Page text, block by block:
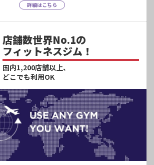
詳細はこちら
店舗数世界No.1の
フィットネスジム！
国内1,200店舗以上、
どこでも利用OK